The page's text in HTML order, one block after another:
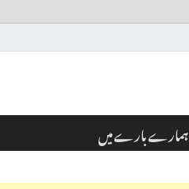
ہمارے بارے میں